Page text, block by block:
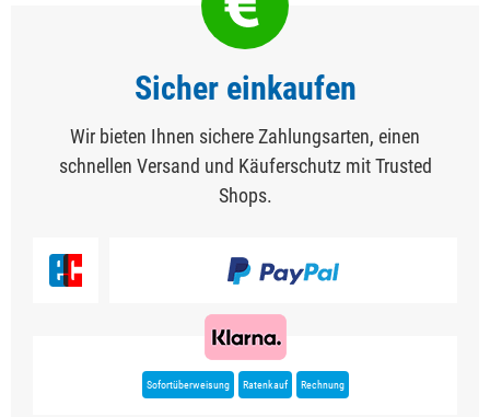
Sicher einkaufen
Wir bieten Ihnen sichere Zahlungsarten, einen
schnellen Versand und Käuferschutz mit Trusted
Shops.
Sofortüberweisung Ratenkauf Rechnung